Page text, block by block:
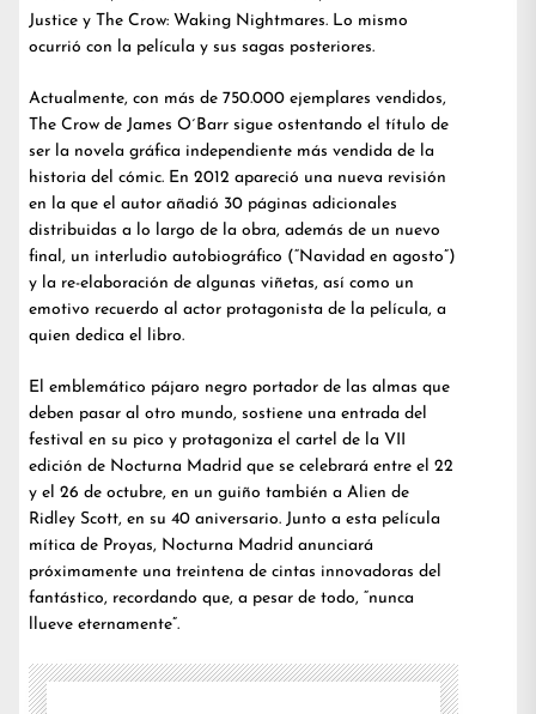
Justice y The Crow: Waking Nightmares. Lo mismo
ocurrió con la película y sus sagas posteriores.
Actualmente, con más de 750.000 ejemplares vendidos,
The Crow de James O´Barr sigue ostentando el título de
ser la novela gráfica independiente más vendida de la
historia del cómic. En 2012 apareció una nueva revisión
en la que el autor añadió 30 páginas adicionales
distribuidas a lo largo de la obra, además de un nuevo
final, un interludio autobiográfico (“Navidad en agosto”)
y la re-elaboración de algunas viñetas, así como un
emotivo recuerdo al actor protagonista de la película, a
quien dedica el libro.
El emblemático pájaro negro portador de las almas que
deben pasar al otro mundo, sostiene una entrada del
festival en su pico y protagoniza el cartel de la VII
edición de Nocturna Madrid que se celebrará entre el 22
y el 26 de octubre, en un guiño también a Alien de
Ridley Scott, en su 40 aniversario. Junto a esta película
mítica de Proyas, Nocturna Madrid anunciará
próximamente una treintena de cintas innovadoras del
fantástico, recordando que, a pesar de todo, “nunca
llueve eternamente”.